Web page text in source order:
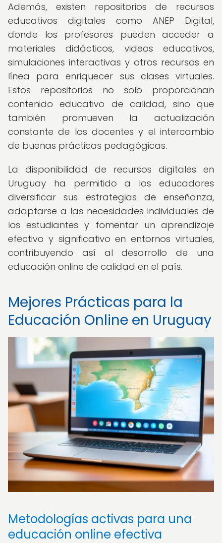
Además, existen repositorios de recursos
educativos digitales como ANEP Digital,
donde los profesores pueden acceder a
materiales didácticos, videos educativos,
simulaciones interactivas y otros recursos en
línea para enriquecer sus clases virtuales.
Estos repositorios no solo proporcionan
contenido educativo de calidad, sino que
también promueven la actualización
constante de los docentes y el intercambio
de buenas prácticas pedagógicas.
La disponibilidad de recursos digitales en
Uruguay ha permitido a los educadores
diversificar sus estrategias de enseñanza,
adaptarse a las necesidades individuales de
los estudiantes y fomentar un aprendizaje
efectivo y significativo en entornos virtuales,
contribuyendo así al desarrollo de una
educación online de calidad en el país.
Mejores Prácticas para la
Educación Online en Uruguay
Metodologías activas para una
educación online efectiva